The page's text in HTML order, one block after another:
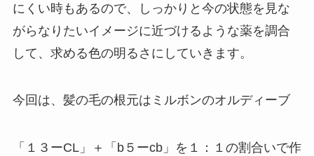
にくい時もあるので、しっかりと今の状態を見な
がらなりたいイメージに近づけるような薬を調合
して、求める色の明るさにしていきます。
今回は、髪の毛の根元はミルボンのオルディーブ
「１３ーCL」＋「b５ーcb」を１：１の割合いで作